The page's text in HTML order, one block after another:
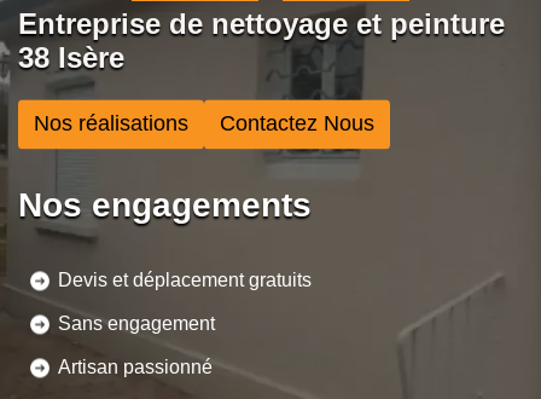
Entreprise de nettoyage et peinture
38 Isère
Nos réalisations Contactez Nous
Nos engagements
Devis et déplacement gratuits
Sans engagement
Artisan passionné